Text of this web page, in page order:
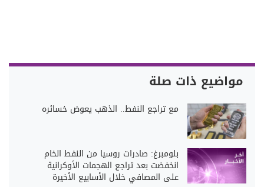
مواضيع ذات صلة
مع تراجع النفط.. الذهب يعوض خسائره
بلومبرغ: صادرات روسيا من النفط الخام
انخفضت بعد تراجع الهجمات الأوكرانية
على المصافي خلال الأسابيع الأخيرة